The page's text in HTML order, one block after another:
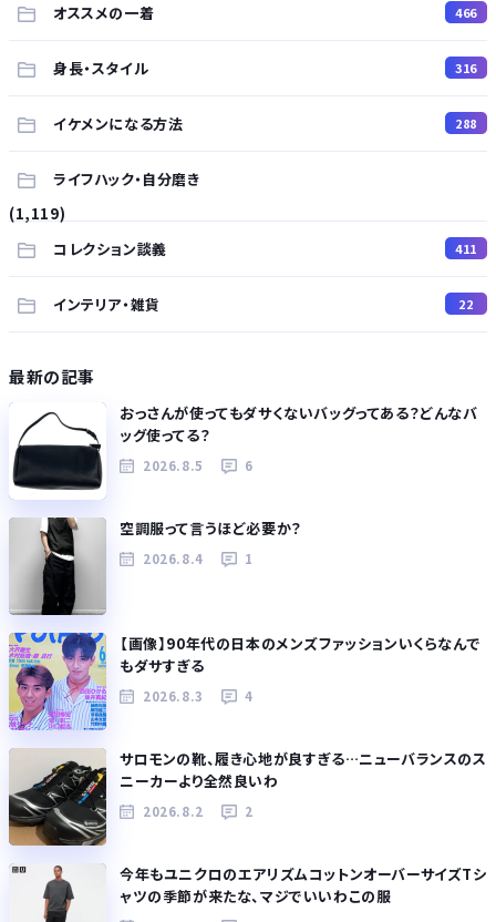
オススメの一着 466
身長・スタイル 316
イケメンになる方法 288
ライフハック・自分磨き
(1,119)
コレクション談義
411
インテリア・雑貨 22
最新の記事
おっさんが使ってもダサくないバッグってある？どんなバ
ッグ使ってる？
2026.8.5 6
空調服って言うほど必要か？
2026.8.4 1
【画像】90年代の日本のメンズファッションいくらなんで
もダサすぎる
2026.8.3 4
サロモンの靴、履き心地が良すぎる…ニューバランスのス
ニーカーより全然良いわ
2026.8.2 2
今年もユニクロのエアリズムコットンオーバーサイズTシ
ャツの季節が来たな、マジでいいわこの服